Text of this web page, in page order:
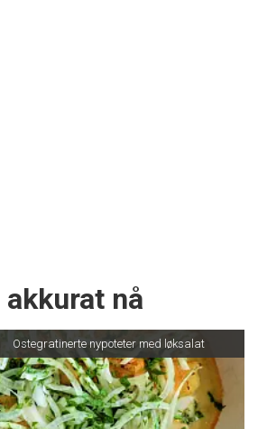
nå
Ostegratinerte nypoteter med løksalat